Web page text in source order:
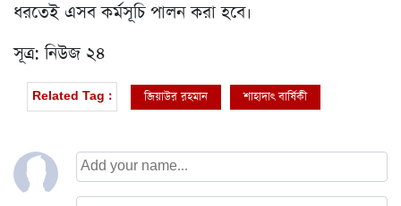
ধরতেই এসব কর্মসূচি পালন করা হবে।
সূত্র: নিউজ ২৪
Related Tag : জিয়াউর রহমান শাহাদাৎ বার্ষিকী